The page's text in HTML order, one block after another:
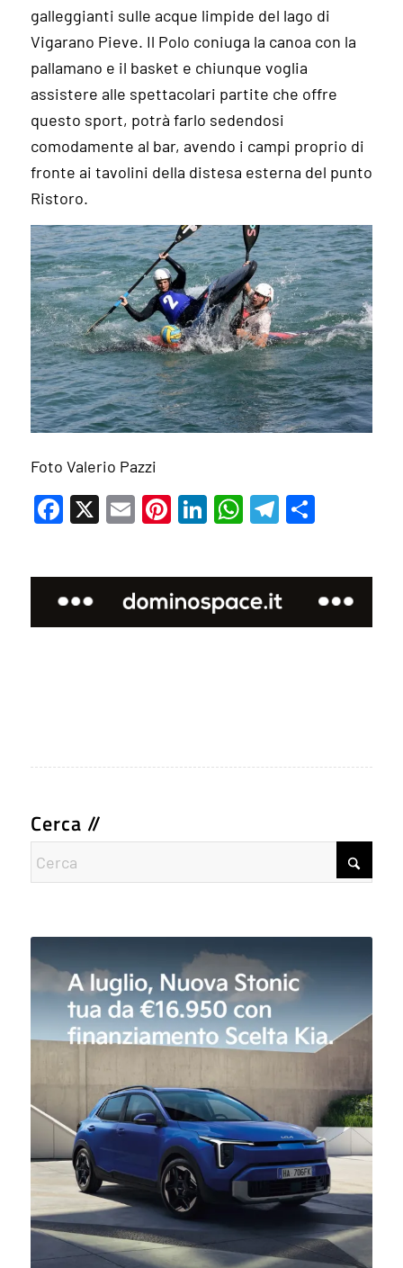
galleggianti sulle acque limpide del lago di
Vigarano Pieve. Il Polo coniuga la canoa con la
pallamano e il basket e chiunque voglia
assistere alle spettacolari partite che offre
questo sport, potrà farlo sedendosi
comodamente al bar, avendo i campi proprio di
fronte ai tavolini della distesa esterna del punto
Ristoro.
Foto Valerio Pazzi
Facebook
X EmailPinterest
LinkedIn
WhatsApp
Telegram
Cerca //